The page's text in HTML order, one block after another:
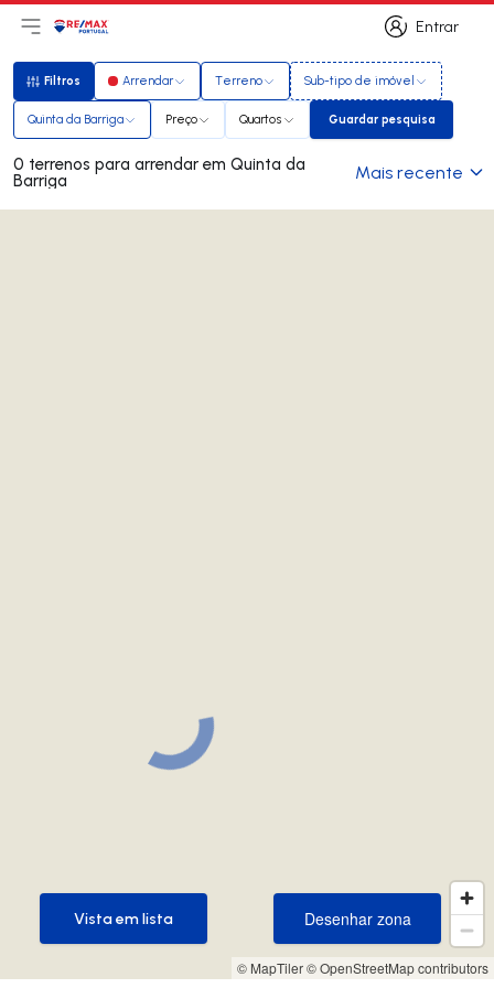
Entrar
Entrar
Abri menu principal
LogoIr para página inicial
Filtros
Filtros Arrendar Terreno Sub-tipo de imóvel
Quinta da Barriga Preço Quartos Guardar pesquisa
Guardar pesquisa
0 terrenos para arrendar em Quinta da
Barriga Mais recente
© MapTiler© OpenStreetMap contributors
Desenhar zona
Desenhar zona
Vista em lista
Vista em lista